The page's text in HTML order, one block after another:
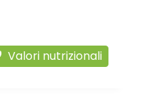
Valori nutrizionali